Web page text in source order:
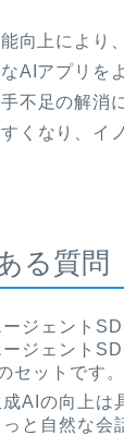
向上により
AIアプリを
手不足の解
くなり、イ
る質問
ージェント
ージェント
セットです。
AIの向上は
っと自然な会